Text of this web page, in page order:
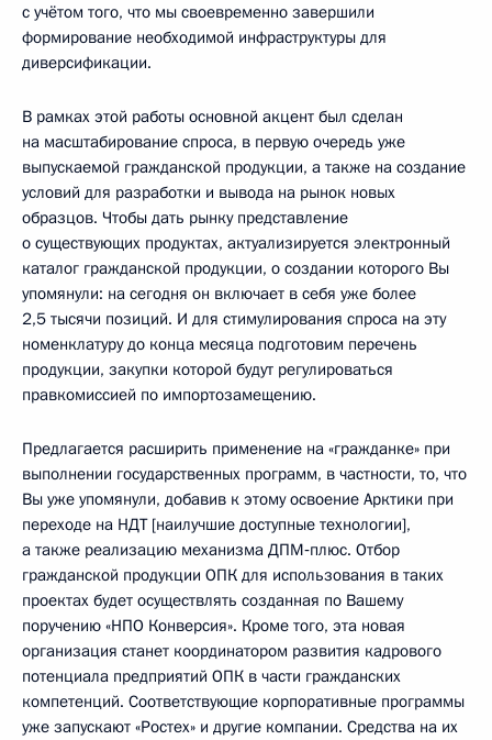
с учётом того, что мы своевременно завершили
формирование необходимой инфраструктуры для
диверсификации.
В рамках этой работы основной акцент был сделан
на масштабирование спроса, в первую очередь уже
выпускаемой гражданской продукции, а также на создание
условий для разработки и вывода на рынок новых
образцов. Чтобы дать рынку представление
о существующих продуктах, актуализируется электронный
каталог гражданской продукции, о создании которого Вы
упомянули: на сегодня он включает в себя уже более
2,5 тысячи позиций. И для стимулирования спроса на эту
номенклатуру до конца месяца подготовим перечень
продукции, закупки которой будут регулироваться
правкомиссией по импортозамещению.
Предлагается расширить применение на «гражданке» при
выполнении государственных программ, в частности, то, что
Вы уже упомянули, добавив к этому освоение Арктики при
переходе на НДТ [наилучшие доступные технологии],
а также реализацию механизма ДПМ‑плюс. Отбор
гражданской продукции ОПК для использования в таких
проектах будет осуществлять созданная по Вашему
поручению «НПО Конверсия». Кроме того, эта новая
организация станет координатором развития кадрового
потенциала предприятий ОПК в части гражданских
компетенций. Соответствующие корпоративные программы
уже запускают «Ростех» и другие компании. Средства на их